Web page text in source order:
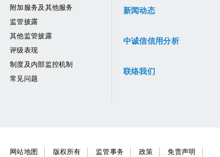
附加服务及其他服务
监管披露
其他监管披露
评级表现
制度及内部监控机制
常见问题
新闻动态
中诚信信用分析
联络我们
网站地图 版权所有 监管事务 政策 免责声明